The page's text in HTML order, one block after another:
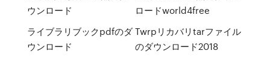
ウンロード
ライブラリブックpdfのダ
ウンロード
ロードworld4free
Twrpリカバリtarファイル
のダウンロード2018